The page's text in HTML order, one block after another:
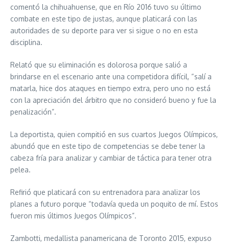
comentó la chihuahuense, que en Río 2016 tuvo su último
combate en este tipo de justas, aunque platicará con las
autoridades de su deporte para ver si sigue o no en esta
disciplina.
Relató que su eliminación es dolorosa porque salió a
brindarse en el escenario ante una competidora difícil, “salí a
matarla, hice dos ataques en tiempo extra, pero uno no está
con la apreciación del árbitro que no consideró bueno y fue la
penalización”.
La deportista, quien compitió en sus cuartos Juegos Olímpicos,
abundó que en este tipo de competencias se debe tener la
cabeza fría para analizar y cambiar de táctica para tener otra
pelea.
Refirió que platicará con su entrenadora para analizar los
planes a futuro porque “todavía queda un poquito de mí. Estos
fueron mis últimos Juegos Olímpicos”.
Zambotti, medallista panamericana de Toronto 2015, expuso